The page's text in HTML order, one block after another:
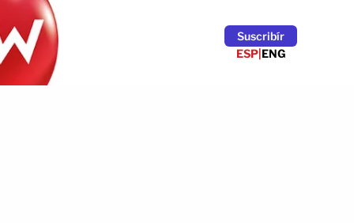
Suscribír
ESP|ENG